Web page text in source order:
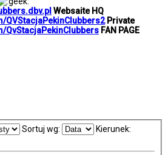
Websaite HQ
QVStacjaPekinClubbers2Private
QvStacjaPekinClubbers FAN PAGE
Sortuj wg: Kierunek: